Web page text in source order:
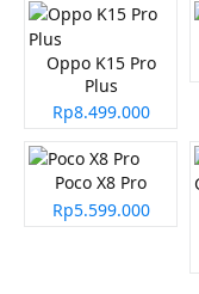
Oppo K15 Pro
Plus
Rp8.499.000
Poco X8 Pro
Rp5.599.000